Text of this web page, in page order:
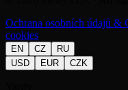
Ochrana osobních údajů &
cookies
EN CZ
RU
USD
EUR CZK